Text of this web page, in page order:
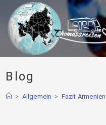
Blog
> Allgemein > Fazit Armenien